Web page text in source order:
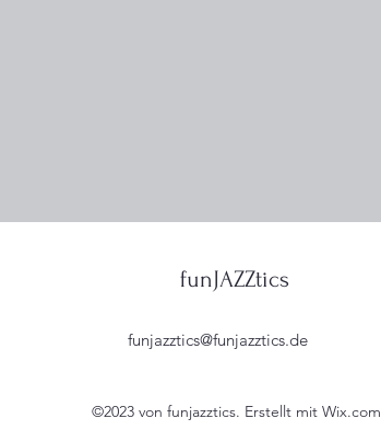
funJAZZtics
funjazztics@funjazztics.de
©2023 von funjazztics. Erstellt mit Wix.com